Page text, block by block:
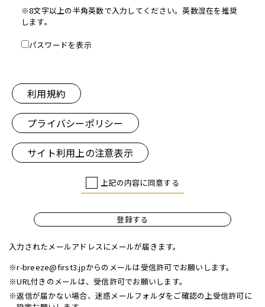
※8文字以上の半角英数で入力してください。英数混在を推奨
します。
パスワードを表示
利用規約
プライバシーポリシー
サイト利用上の注意表示
上記の内容に同意する
登録する
入力されたメールアドレスにメールが届きます。
※r-breeze@first3.jpからのメールは受信許可でお願いします。
※URL付きのメールは、受信許可でお願いします。
※返信が届かない場合、迷惑メールフォルダをご確認の上受信許可に